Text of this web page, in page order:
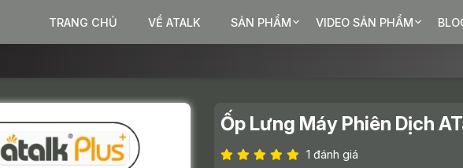
TRANG CHỦ VỀ ATALK SẢN PHẨM VIDEO SẢN PHẨM
Ốp Lưng Máy Phiên Dịch
1 đánh giá